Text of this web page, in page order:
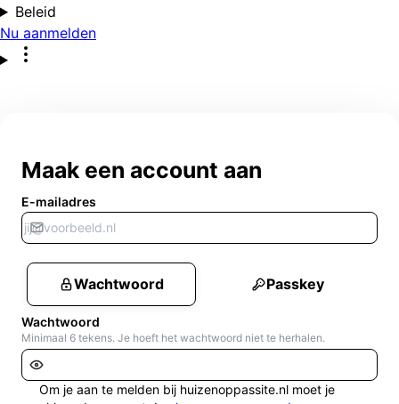
Beleid
Nu aanmelden
Maak een account aan
E-mailadres
Wachtwoord Passkey
Wachtwoord
Minimaal 6 tekens. Je hoeft het wachtwoord niet te herhalen.
Om je aan te melden bij huizenoppassite.nl moet je